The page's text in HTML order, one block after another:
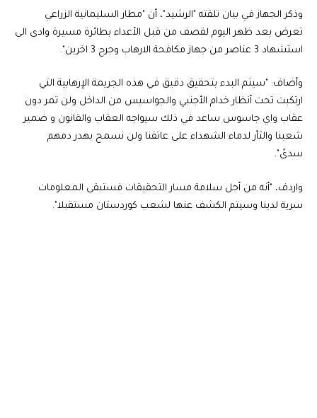
وذكر الجهاز في بيان تلقته "الرشيد"، أن "مطار السليمانية الزراعي
تعرض بعد ظهر اليوم لقصف من قبل الأعداء بطائرة مسيرة وادى الى
استشهاد 3 عناصر من جهاز مكافحة الارهاب وجرح 3 اخرين".
وأضاف: "سيتم البدء بتحقيق دقيق في هذه الجريمة الإرهابية التي
ارتكبت تحت أنظار خدام الأجنبي والجواسيس من الداخل ولن تمر دون
عقاب واي جاسوس ساعد في ذلك سيواجه العقاب والقانون و ضمير
شعبنا والثأر لدماء الشهداء على عاتقنا ولن نسمح بهدر دمهم
سدىً".
واردف، "أنه من أجل سلامة مسار التحقيقات فستبقى المعلومات
سرية لدينا وسيتم الكشف عنها لشعب كوردستان مستقبلا".